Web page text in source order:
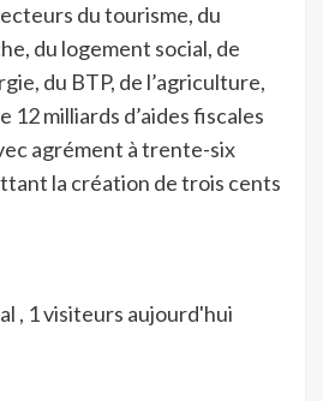
du tourisme, du
du logement social, de
du BTP, de l’agriculture,
12 milliards d’aides fiscales
agrément à trente-six
la création de trois cents
, 1 visiteurs aujourd'hui